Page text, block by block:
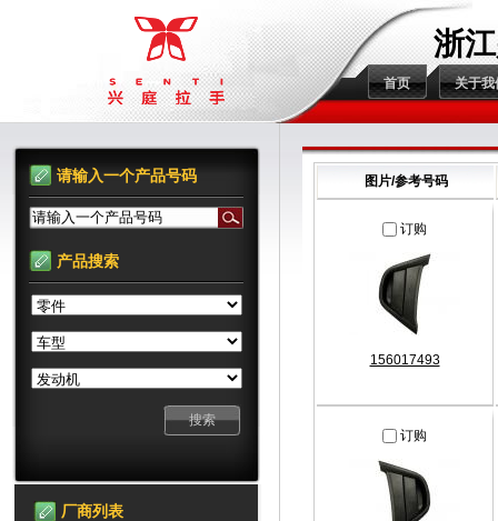
浙
首页 关于我
图片/参考号码
订购
156017493
订购
请输入一个产品号码
请输入一个产品号码
产品搜索
厂商列表